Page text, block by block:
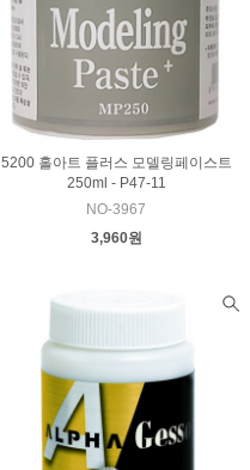
5200 홀아트 플러스 모델링페이스트
250ml - P47-11
NO-3967
3,960원